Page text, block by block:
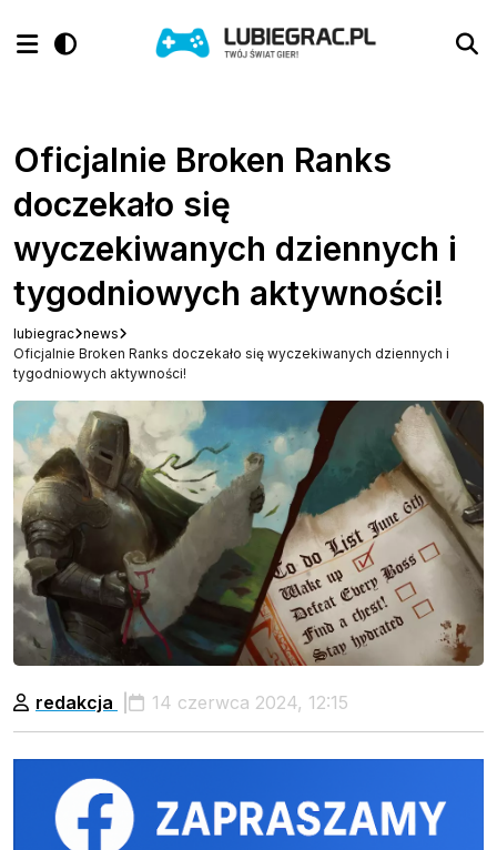
Oficjalnie Broken Ranks
doczekało się
wyczekiwanych dziennych i
tygodniowych aktywności!
lubiegrac news
Oficjalnie Broken Ranks doczekało się wyczekiwanych dziennych i
tygodniowych aktywności!
redakcja 14 czerwca 2024, 12:15